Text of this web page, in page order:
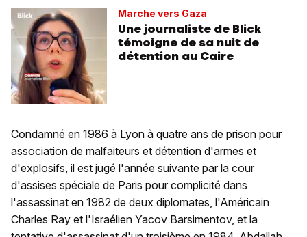
Marche vers Gaza
Une journaliste de Blick
témoigne de sa nuit de
détention au Caire
Condamné en 1986 à Lyon à quatre ans de prison pour
association de malfaiteurs et détention d'armes et
d'explosifs, il est jugé l'année suivante par la cour
d'assises spéciale de Paris pour complicité dans
l'assassinat en 1982 de deux diplomates, l'Américain
Charles Ray et l'Israélien Yacov Barsimentov, et la